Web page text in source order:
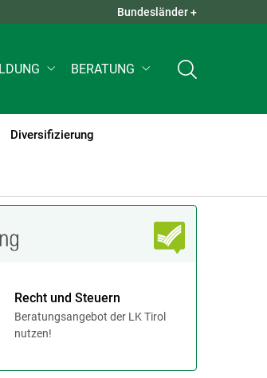
QUICK LINKS +
Bundesländer +
BERATUNG
Diversifizierung
Recht und Steuern
Beratungsangebot der LK Tirol
nutzen!